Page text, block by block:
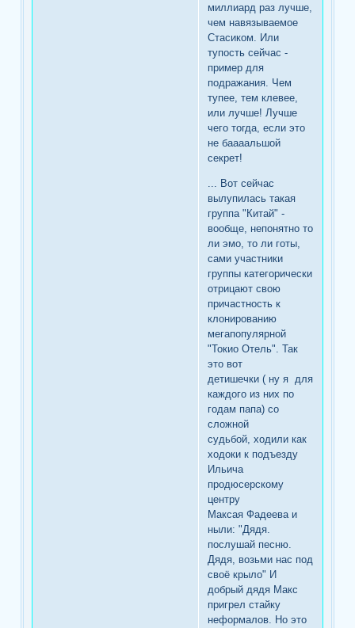
миллиард раз лучше,
чем навязываемое
Стасиком. Или
тупость сейчас -
пример для
подражания. Чем
тупее, тем клевее,
или лучше! Лучше
чего тогда, если это
не баааальшой
секрет!
... Вот сейчас
вылупилась такая
группа "Китай" -
вообще, непонятно то
ли эмо, то ли готы,
сами участники
группы категорически
отрицают свою
причастность к
клонированию
мегапопулярной
"Токио Отель". Так
это вот
детишечки ( ну я для
каждого из них по
годам папа) со
сложной
судьбой, ходили как
ходоки к подъезду
Ильича
продюсерскому
центру
Максая Фадеева и
ныли: "Дядя.
послушай песню.
Дядя, возьми нас под
своё крыло" И
добрый дядя Макс
пригрел стайку
неформалов. Но это